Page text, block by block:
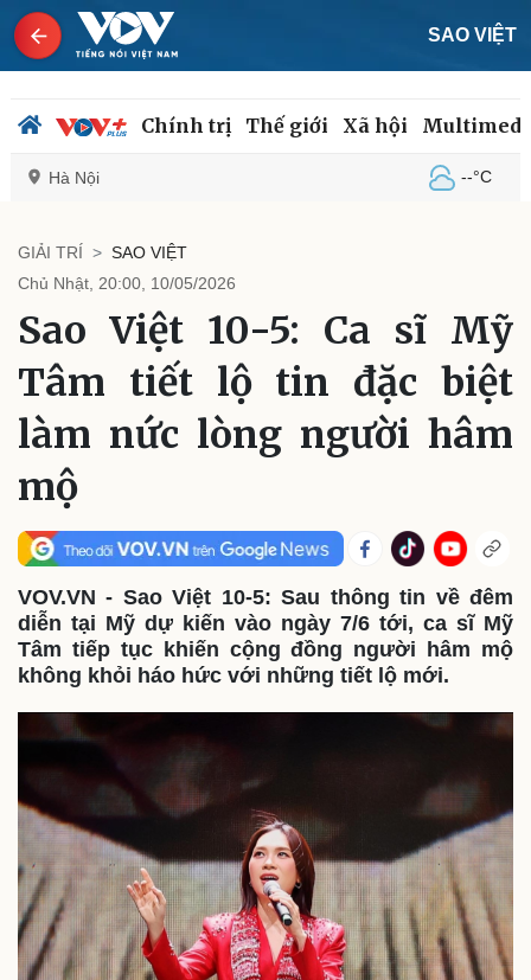
SAO VIỆT
Chính trị Thế giới Xã hội
Hà Nội --°C
Chính trị
Đảng
Tổ chức nhân sự
Quốc hội
Nhận diện sự thật
Tin 24h
Dự báo thời tiết
Giáo dục
Dấu ấn VOV
Biển đảo
GIẢI TRÍ
SAO VIỆT
Chủ Nhật, 20:00, 10/05/2026
Sao Việt 10-5: Ca sĩ Mỹ
Tâm tiết lộ tin đặc biệt
làm nức lòng người hâm
mộ
VOV.VN - Sao Việt 10-5: Sau thông tin về đêm
diễn tại Mỹ dự kiến vào ngày 7/6 tới, ca sĩ Mỹ
Tâm tiếp tục khiến cộng đồng người hâm mộ
không khỏi háo hức với những tiết lộ mới.